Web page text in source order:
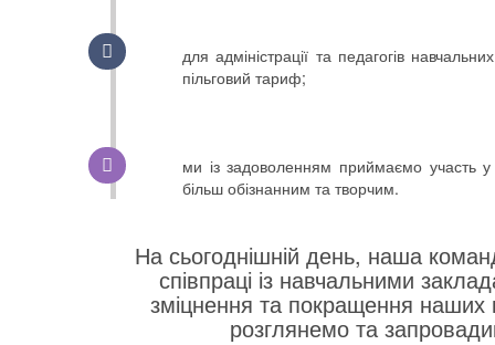
для адміністрації та педагогів
пільговий тариф;
ми із задоволенням приймаємо участь у
більш обізнанним та творчим.
На сьогоднішній день, наша
співпраці із навчальними
зміцнення та покращення
розглянемо та